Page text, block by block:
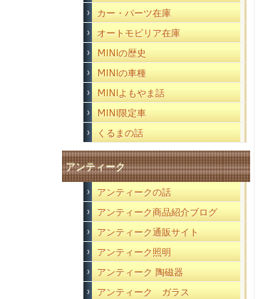
カー・パーツ在庫
オートモビリア在庫
MINIの歴史
MINIの車種
MINIよもやま話
MINI限定車
くるまの話
アンティーク
アンティークの話
アンティーク商品紹介ブログ
アンティーク通販サイト
アンティーク照明
アンティーク 陶磁器
アンティーク ガラス